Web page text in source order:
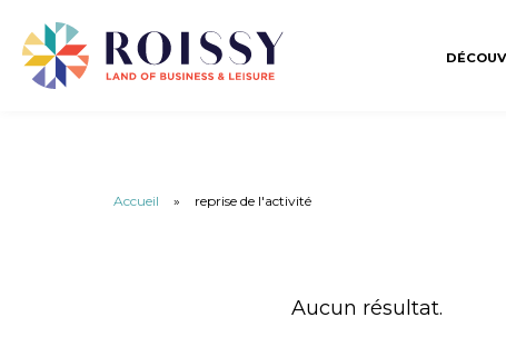
Accueil » reprise de l'activité
Aucun résultat.